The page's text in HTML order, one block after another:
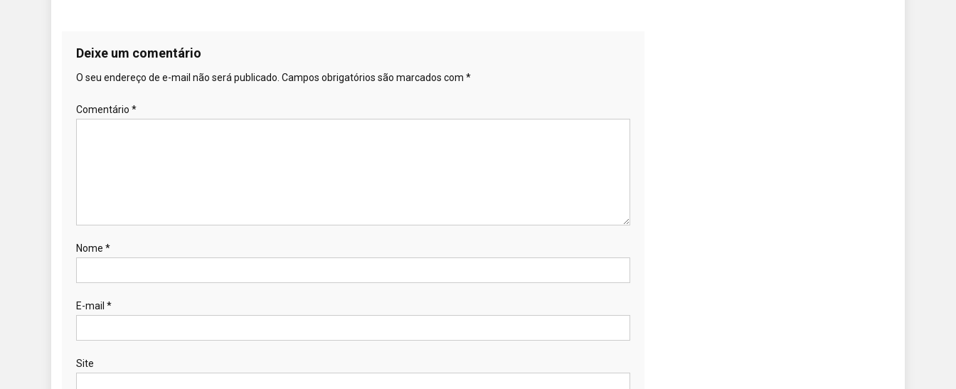
Deixe um comentário
O seu endereço de e-mail não será publicado. Campos obrigatórios são marcados com *
Comentário *
Nome *
E-mail *
Site